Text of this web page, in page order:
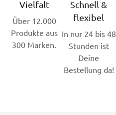
Vielfalt
Über 12.000
Produkte aus
300 Marken.
Schnell &
flexibel
In nur 24 bis 48
Stunden ist
Deine
Bestellung da!